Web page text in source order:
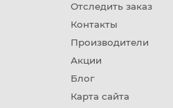
Отследить заказ
Контакты
Производители
Акции
Блог
Карта сайта